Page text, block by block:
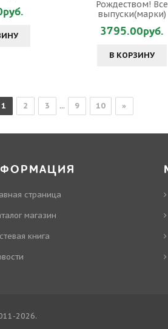
Рождеством! Все
выпуски(марки)
3795.00руб.
В КОРЗИНУ
1 2 3 ... 9 10 »
страница
магазин
книга
2026.